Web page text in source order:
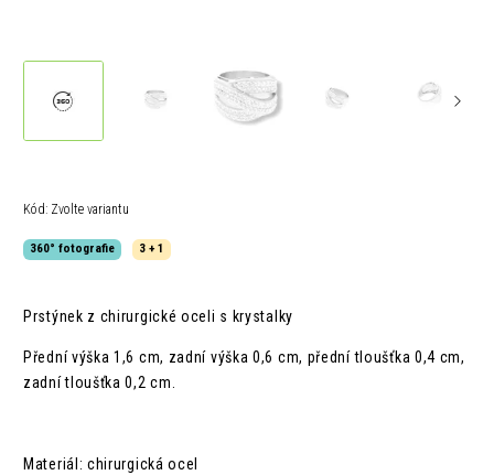
Kód: Zvolte variantu
360° fotografie 3 + 1
Prstýnek z chirurgické oceli s krystalky
Přední výška 1,6 cm, zadní výška 0,6 cm, přední tloušťka 0,4 cm,
zadní tloušťka 0,2 cm.
Materiál: chirurgická ocel